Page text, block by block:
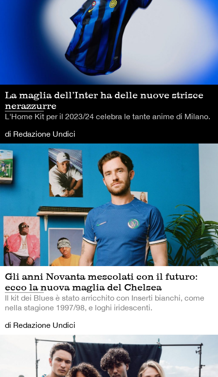
La maglia dell’Inter ha delle nuove strisce
nerazzurre
L'Home Kit per il 2023/24 celebra le tante anime di Milano.
di Redazione Undici
Gli anni Novanta mescolati con il futuro:
ecco la nuova maglia del Chelsea
Il kit dei Blues è stato arricchito con Inserti bianchi, come
nella stagione 1997/98, e loghi iridescenti.
di Redazione Undici